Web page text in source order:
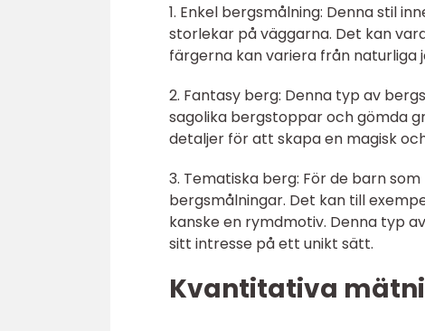
1. Enkel bergsmålning: Denna stil
storlekar på väggarna. Det kan
färgerna kan variera från
2. Fantasy berg: Denna typ av
sagolika bergstoppar och gömda
detaljer för att skapa en magisk
3. Tematiska berg: För de barn
bergsmålningar. Det kan till
kanske en rymdmotiv. Denna typ
sitt intresse på ett unikt sätt.
Kvantitativa